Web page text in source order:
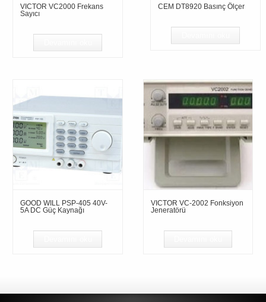
VICTOR VC2000 Frekans
Sayıcı
CEM DT8920 Basınç Ölçer
GOOD WILL PSP-405 40V-
5A DC Güç Kaynağı
VICTOR VC-2002 Fonksiyon
Jeneratörü